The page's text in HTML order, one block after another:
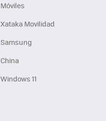
Móviles
Xataka Movilidad
Samsung
China
Windows 11